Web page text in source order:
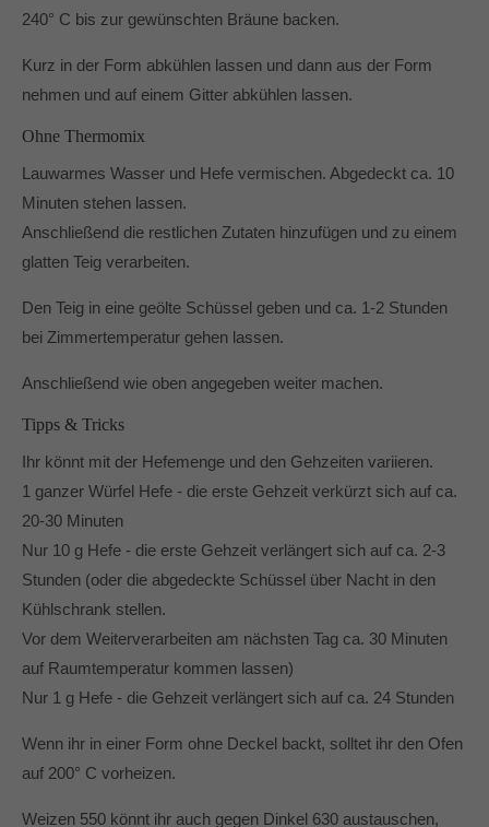
240° C bis zur gewünschten Bräune backen.
Kurz in der Form abkühlen lassen und dann aus der Form
nehmen und auf einem Gitter abkühlen lassen.
Ohne Thermomix
Lauwarmes Wasser und Hefe vermischen. Abgedeckt ca. 10
Minuten stehen lassen.
Anschließend die restlichen Zutaten hinzufügen und zu einem
glatten Teig verarbeiten.
Den Teig in eine geölte Schüssel geben und ca. 1-2 Stunden
bei Zimmertemperatur gehen lassen.
Anschließend wie oben angegeben weiter machen.
Tipps & Tricks
Ihr könnt mit der Hefemenge und den Gehzeiten variieren.
1 ganzer Würfel Hefe - die erste Gehzeit verkürzt sich auf ca.
20-30 Minuten
Nur 10 g Hefe - die erste Gehzeit verlängert sich auf ca. 2-3
Stunden (oder die abgedeckte Schüssel über Nacht in den
Kühlschrank stellen.
Vor dem Weiterverarbeiten am nächsten Tag ca. 30 Minuten
auf Raumtemperatur kommen lassen)
Nur 1 g Hefe - die Gehzeit verlängert sich auf ca. 24 Stunden
Wenn ihr in einer Form ohne Deckel backt, solltet ihr den Ofen
auf 200° C vorheizen.
Weizen 550 könnt ihr auch gegen Dinkel 630 austauschen,